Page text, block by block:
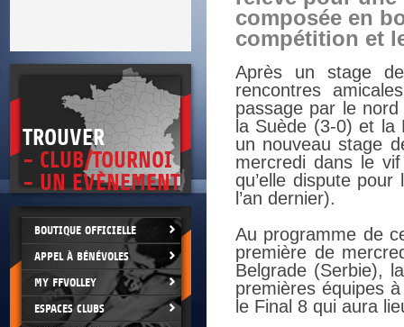
TROUVER
- CLUB/TOURNOI
- UN EVÈNEMENT
BOUTIQUE OFFICIELLE
APPEL À BÉNÉVOLES
MY FFVOLLEY
ESPACES CLUBS
composée en
compétition et
Après un stage
rencontres
passage par le
la Suède (3-0) et la
un nouveau stage
mercredi dans le
qu’elle dispute
l’an dernier).
Au programme de
première de
Belgrade (Serbie),
premières équipes
le Final 8 qui aura